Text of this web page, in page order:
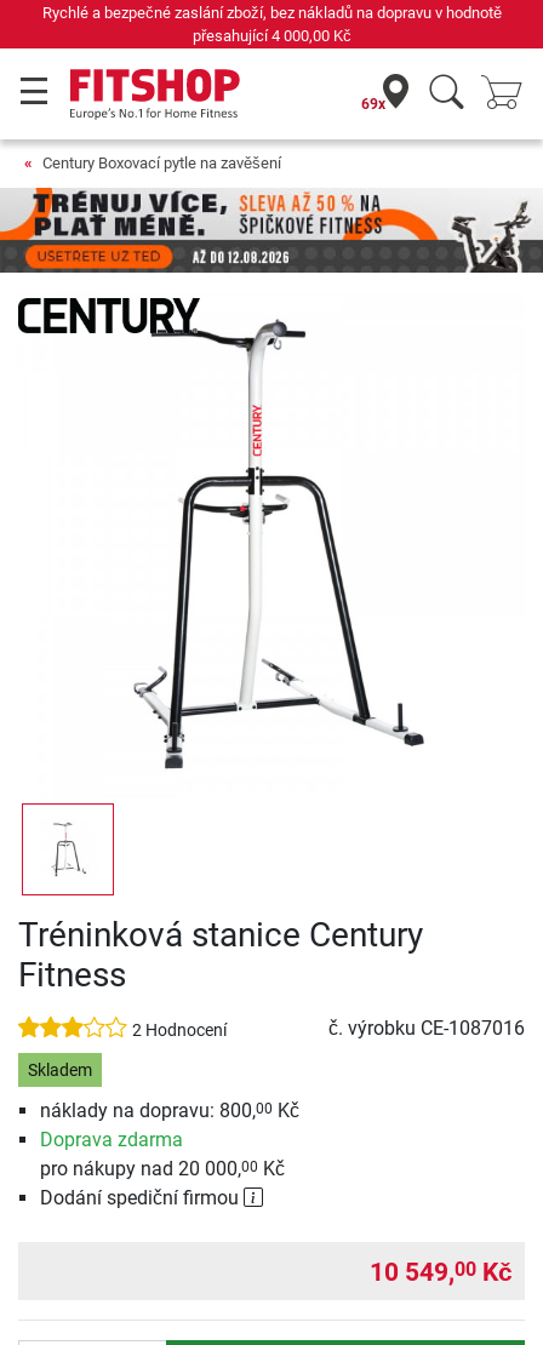
Rychlé a bezpečné zaslání zboží, bez nákladů na dopravu v hodnotě
přesahující4 000,00 Kč
69x
Century Boxovací pytle na zavěšení
Tréninková stanice Century
Fitness
2 Hodnocení č. výrobku CE-1087016
Skladem
náklady na dopravu: 800,00 Kč
Doprava zdarma
pro nákupy nad 20 000,00 Kč
Dodání spediční firmou
10 549,00 Kč